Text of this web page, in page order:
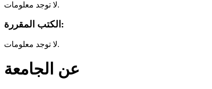
لا توجد معلومات.
الكتب المقررة:
لا توجد معلومات.
عن الجامعة